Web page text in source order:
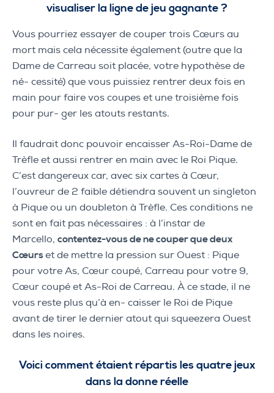
visualiser la ligne de jeu gagnante ?
Vous pourriez essayer de couper trois Cœurs au
mort mais cela nécessite également (outre que la
Dame de Carreau soit placée, votre hypothèse de
né- cessité) que vous puissiez rentrer deux fois en
main pour faire vos coupes et une troisième fois
pour pur- ger les atouts restants.
Il faudrait donc pouvoir encaisser As-Roi-Dame de
Trèfle et aussi rentrer en main avec le Roi Pique.
C’est dangereux car, avec six cartes à Cœur,
l’ouvreur de 2 faible détiendra souvent un singleton
à Pique ou un doubleton à Trèfle. Ces conditions ne
sont en fait pas nécessaires : à l’instar de
Marcello, contentez-vous de ne couper que deux
Cœurset de mettre la pression sur Ouest : Pique
pour votre As, Cœur coupé, Carreau pour votre 9,
Cœur coupé et As-Roi de Carreau. À ce stade, il ne
vous reste plus qu’à en- caisser le Roi de Pique
avant de tirer le dernier atout qui squeezera Ouest
dans les noires.
Voici comment étaient répartis les quatre jeux
dans la donne réelle